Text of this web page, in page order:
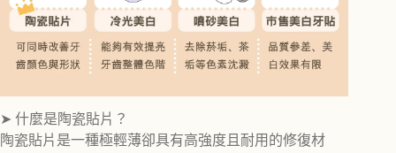
➤ 什麼是陶瓷貼片？
陶瓷貼片是一種極輕薄卻具有高強度且耐用的修復材